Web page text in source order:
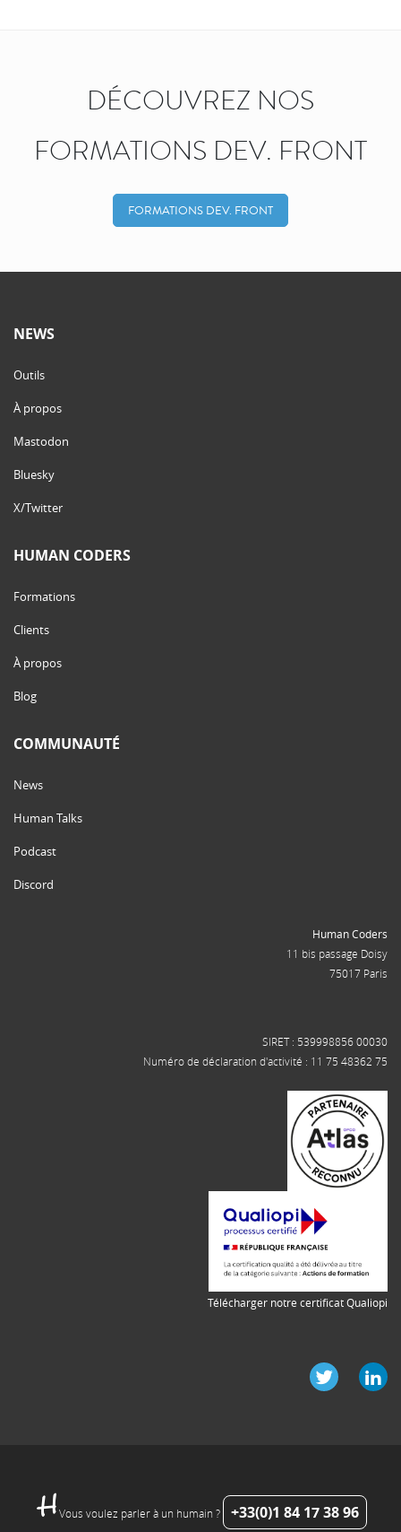
DÉCOUVREZ NOS
FORMATIONS DEV. FRONT
FORMATIONS DEV. FRONT
NEWS
Outils
À propos
Mastodon
Bluesky
X/Twitter
HUMAN CODERS
Formations
Clients
À propos
Blog
COMMUNAUTÉ
News
Human Talks
Podcast
Discord
Human Coders
11 bis passage Doisy
75017 Paris
SIRET : 539998856 00030
Numéro de déclaration d'activité : 11 75 48362 75
Télécharger notre certificat Qualiopi
Vous voulez parler à un humain ? +33(0)1 84 17 38 96